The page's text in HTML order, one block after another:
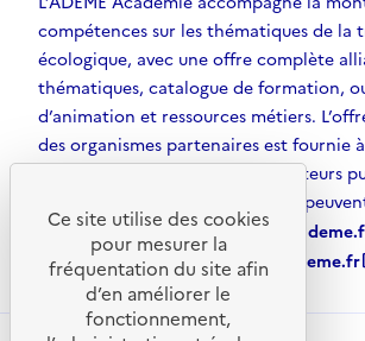
compétences sur les thématiques de la
écologique, avec une offre complète
thématiques, catalogue de formation,
d’animation et ressources métiers.
des organismes partenaires est fournie
D’autres solutions, émanant d’acteurs
et non référencées par l’ADEME,
ademe.fr open_in_new
librairie.ademe.fropen_in_new recherche.ademe.fr
Ce site utilise des cookies
pour mesurer la
fréquentation du site afin
d’en améliorer le
fonctionnement,